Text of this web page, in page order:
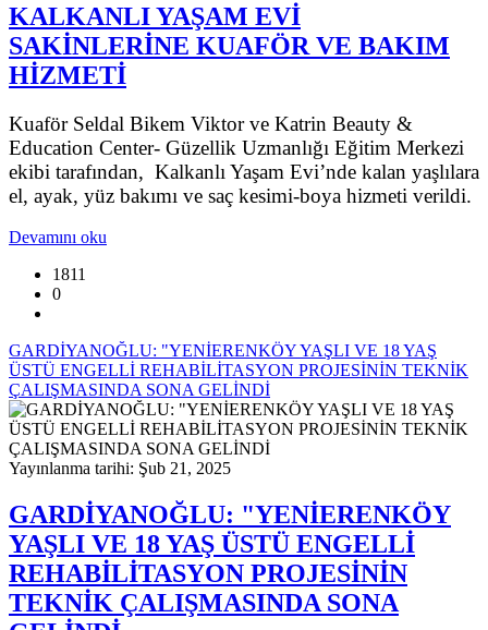
KALKANLI YAŞAM EVİ
SAKİNLERİNE KUAFÖR VE BAKIM
HİZMETİ
Kuaför Seldal Bikem Viktor ve Katrin Beauty &
Education Center- Güzellik Uzmanlığı Eğitim Merkezi
ekibi tarafından, Kalkanlı Yaşam Evi’nde kalan yaşlılara
el, ayak, yüz bakımı ve saç kesimi-boya hizmeti verildi.
Devamını oku
1811
0
GARDİYANOĞLU: "YENİERENKÖY YAŞLI VE 18 YAŞ
ÜSTÜ ENGELLİ REHABİLİTASYON PROJESİNİN TEKNİK
ÇALIŞMASINDA SONA GELİNDİ
Yayınlanma tarihi: Şub 21, 2025
GARDİYANOĞLU: "YENİERENKÖY
YAŞLI VE 18 YAŞ ÜSTÜ ENGELLİ
REHABİLİTASYON PROJESİNİN
TEKNİK ÇALIŞMASINDA SONA